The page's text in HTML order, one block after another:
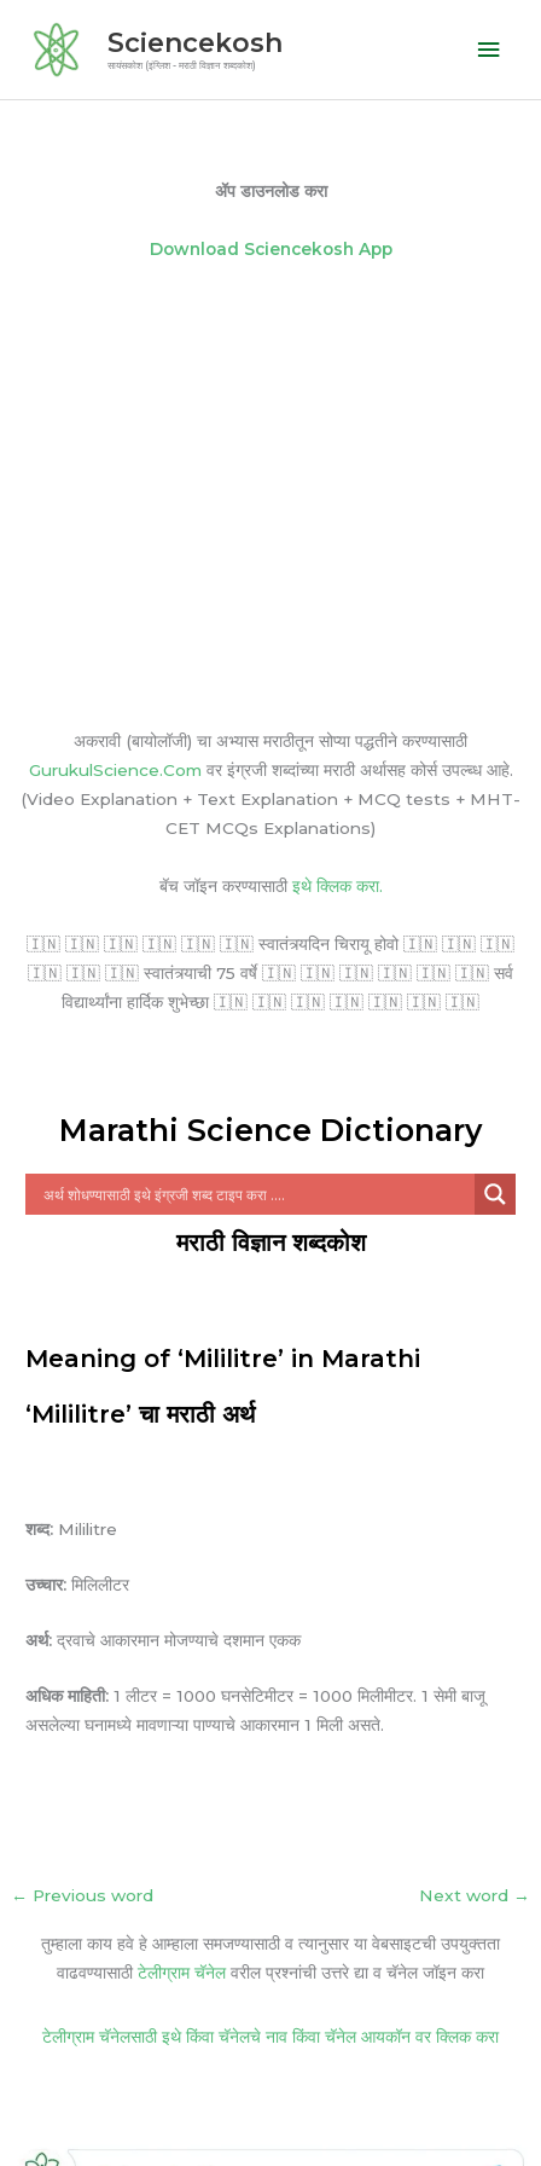
content
Sciencekosh
सायंसकोश (इंग्लिश - मराठी विज्ञान शब्दकोश)
ॲप डाउनलोड करा
Download Sciencekosh App
अकरावी (बायोलॉजी) चा अभ्यास मराठीतून सोप्या पद्धतीने करण्यासाठी
GurukulScience.Com वर इंग्रजी शब्दांच्या मराठी अर्थासह कोर्स उपल्ब्ध आहे.
(Video Explanation + Text Explanation + MCQ tests + MHT-
CET MCQs Explanations)
बॅच जॉइन करण्यासाठी इथे क्लिक करा.
🇮🇳 🇮🇳 🇮🇳 🇮🇳 🇮🇳 🇮🇳 स्वातंत्र्यदिन चिरायू होवो 🇮🇳 🇮🇳 🇮🇳
🇮🇳 🇮🇳 🇮🇳 स्वातंत्र्याची 75 वर्षे 🇮🇳 🇮🇳 🇮🇳 🇮🇳 🇮🇳 🇮🇳 सर्व
विद्यार्थ्यांना हार्दिक शुभेच्छा 🇮🇳 🇮🇳 🇮🇳 🇮🇳 🇮🇳 🇮🇳 🇮🇳
Marathi Science Dictionary
मराठी विज्ञान शब्दकोश
Meaning of ‘Mililitre’ in Marathi
‘Mililitre’ चा मराठी अर्थ
शब्द: Mililitre
उच्चार: मिलिलीटर
अर्थ: द्रवाचे आकारमान मोजण्याचे दशमान एकक
अधिक माहिती: 1 लीटर = 1000 घनसेटिमीटर = 1000 मिलीमीटर. 1 सेमी बाजू
असलेल्‍या घनामध्ये मावणाऱ्या पाण्याचे आकारमान 1 मिली असते.
← Previous word Next word →
तुम्हाला काय हवे हे आम्हाला समजण्यासाठी व त्यानुसार या वेबसाइटची उपयुक्तता
वाढवण्यासाठी टेलीग्राम चॅनेलवरील प्रश्नांची उत्तरे द्या व चॅनेल जॉइन करा
टेलीग्राम चॅनेलसाठी इथे किंवा चॅनेलचे नाव किंवा चॅनेल आयकॉन वर क्लिक करा